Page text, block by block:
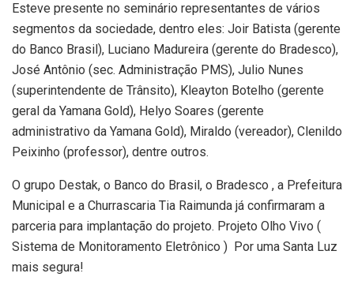
Esteve presente no seminário representantes de vários
segmentos da sociedade, dentro eles: Joir Batista (gerente
do Banco Brasil), Luciano Madureira (gerente do Bradesco),
José Antônio (sec. Administração PMS), Julio Nunes
(superintendente de Trânsito), Kleayton Botelho (gerente
geral da Yamana Gold), Helyo Soares (gerente
administrativo da Yamana Gold), Miraldo (vereador), Clenildo
Peixinho (professor), dentre outros.
O grupo Destak, o Banco do Brasil, o Bradesco , a Prefeitura
Municipal e a Churrascaria Tia Raimunda já confirmaram a
parceria para implantação do projeto. Projeto Olho Vivo (
Sistema de Monitoramento Eletrônico ) Por uma Santa Luz
mais segura!